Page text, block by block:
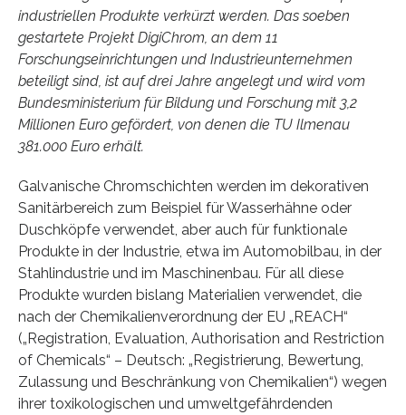
industriellen Produkte verkürzt werden. Das soeben
gestartete Projekt DigiChrom, an dem 11
Forschungseinrichtungen und Industrieunternehmen
beteiligt sind, ist auf drei Jahre angelegt und wird vom
Bundesministerium für Bildung und Forschung mit 3,2
Millionen Euro gefördert, von denen die TU Ilmenau
381.000 Euro erhält.
Galvanische Chromschichten werden im dekorativen
Sanitärbereich zum Beispiel für Wasserhähne oder
Duschköpfe verwendet, aber auch für funktionale
Produkte in der Industrie, etwa im Automobilbau, in der
Stahlindustrie und im Maschinenbau. Für all diese
Produkte wurden bislang Materialien verwendet, die
nach der Chemikalienverordnung der EU „REACH“
(„Registration, Evaluation, Authorisation and Restriction
of Chemicals“ – Deutsch: „Registrierung, Bewertung,
Zulassung und Beschränkung von Chemikalien“) wegen
ihrer toxikologischen und umweltgefährdenden